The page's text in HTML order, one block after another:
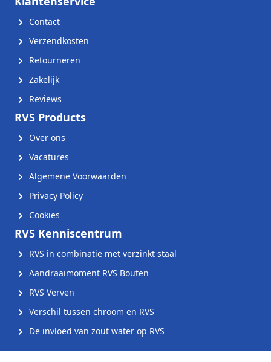
Contact
Verzendkosten
Retourneren
Zakelijk
Reviews
RVS Products
Over ons
Vacatures
Algemene Voorwaarden
Privacy Policy
Cookies
RVS Kenniscentrum
RVS in combinatie met verzinkt staal
Aandraaimoment RVS Bouten
RVS Verven
Verschil tussen chroom en RVS
De invloed van zout water op RVS